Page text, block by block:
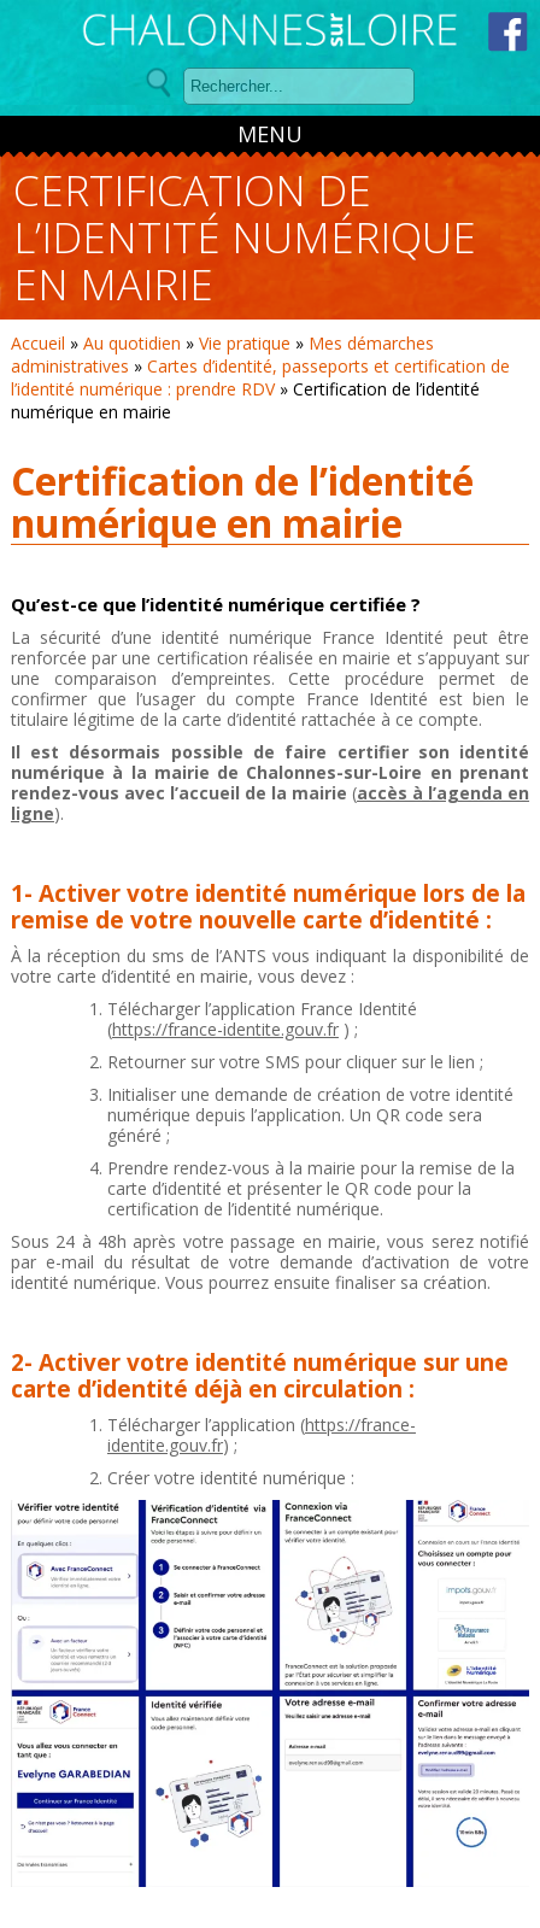
Panneau de gestion des cookies
MENU
CERTIFICATION DE
L’IDENTITÉ NUMÉRIQUE
EN MAIRIE
Accueil » Au quotidien » Vie pratique » Mes démarches
administratives » Cartes d’identité, passeports et certification de
l’identité numérique : prendre RDV» Certification de l’identité
numérique en mairie
Certification de l’identité
numérique en mairie
Qu’est-ce que l’identité numérique certifiée ?
La sécurité d’une identité numérique France Identité peut être
renforcée par une certification réalisée en mairie et s’appuyant sur
une comparaison d’empreintes. Cette procédure permet de
confirmer que l’usager du compte France Identité est bien le
titulaire légitime de la carte d’identité rattachée à ce compte.
Il est désormais possible de faire certifier son identité
numérique à la mairie de Chalonnes-sur-Loire en prenant
rendez-vous avec l’accueil de la mairie (accès à l’agenda en
ligne).
1- Activer votre identité numérique lors de la
remise de votre nouvelle carte d’identité :
À la réception du sms de l’ANTS vous indiquant la disponibilité de
votre carte d’identité en mairie, vous devez :
Télécharger l’application France Identité
(https://france-identite.gouv.fr) ;
Retourner sur votre SMS pour cliquer sur le lien ;
Initialiser une demande de création de votre identité
numérique depuis l’application. Un QR code sera
généré ;
Prendre rendez-vous à la mairie pour la remise de la
carte d’identité et présenter le QR code pour la
certification de l’identité numérique.
Sous 24 à 48h après votre passage en mairie, vous serez notifié
par e-mail du résultat de votre demande d’activation de votre
identité numérique. Vous pourrez ensuite finaliser sa création.
2- Activer votre identité numérique sur une
carte d’identité déjà en circulation :
Télécharger l’application (https://france-
identite.gouv.fr) ;
Créer votre identité numérique :